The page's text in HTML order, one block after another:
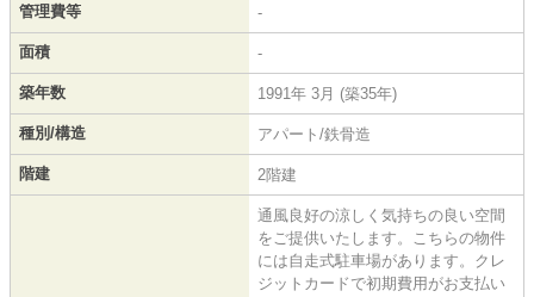
管理費等 -
面積 -
築年数 1991年 3月 (築35年)
種別/構造 アパート/鉄骨造
階建 2階建
通風良好の涼しく気持ちの良い空間
をご提供いたします。こちらの物件
には自走式駐車場があります。クレ
ジットカードで初期費用がお支払い